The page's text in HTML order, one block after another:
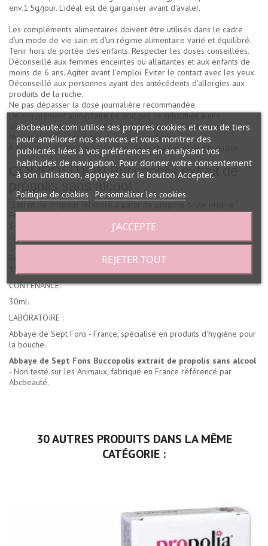
env.1.5g/jour. L'idéal est de gargariser avant d'avaler.
Les compléments alimentaires doivent être utilisés dans le cadre
d'un mode de vie sain et d'un régime alimentaire varié et équilibré.
Tenir hors de portée des enfants. Respecter les doses conseillées.
Déconseillé aux femmes enceintes ou allaitantes et aux enfants de
moins de 6 ans. Agiter avant l'emploi. Eviter le contact avec les yeux.
Déconseillé aux personnes ayant des antécédents d'allergies aux
produits de la ruche.
Ne pas dépasser la dose journalière recommandée.
Un complément alimentaire ne doit pas se substituer à une
alimentation variée et équilibrée et à un mode de vie sain.
Ne pas laisser à la portée des jeunes enfants
À conserver à l'abri de la lumière, de la chaleur et de l'humidité
COMPOSITION Buccopolis extrait de
France) ; glycérine végétale ; huile d'olive. Concentration :
14.2% d'extrait de propolis concentré à 80% soit 11,4% de résidu
140.0mg/g. Polyphénols: 25%
Pour 3 pipettes de 18 gouttes (3 g) : propolis 342mg, huile d'olive
CONTENANCE:
30ml.
LABORATOIRE :
Abbaye de Sept Fons - France, spécialisé en produits d'hygiène pour
la bouche.
Abbaye de Sept Fons Buccopolis extrait de propolis sans alcool
- Non testé sur les Animaux, fabriqué en France référencé par
Abcbeauté.
30 AUTRES PRODUITS DANS LA MÊME
CATÉGORIE :
abcbeaute.com utilise ses propres cookies et ceux de tiers
pour améliorer nos services et vous montrer des
publicités liées à vos préférences en analysant vos
habitudes de navigation. Pour donner votre consentement
à son utilisation, appuyez sur le bouton Accepter.
Politique de cookies Personnaliser les cookies
REJETER TOUT
J'ACCEPTE